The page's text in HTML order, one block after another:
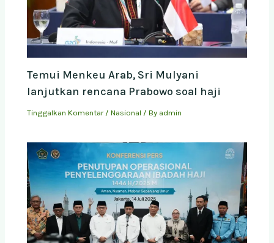
Temui Menkeu Arab, Sri Mulyani
lanjutkan rencana Prabowo soal haji
Tinggalkan Komentar /Nasional / By admin